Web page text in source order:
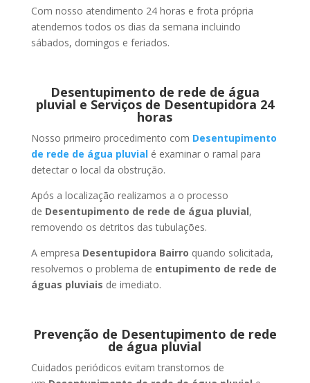
Com nosso atendimento 24 horas e frota própria
atendemos todos os dias da semana incluindo
sábados, domingos e feriados.
Desentupimento de rede de água
pluvial e Serviços de Desentupidora 24
horas
Nosso primeiro procedimento com Desentupimento
de rede de água pluvialé examinar o ramal para
detectar o local da obstrução.
Após a localização realizamos a o processo
de Desentupimento de rede de água pluvial,
removendo os detritos das tubulações.
A empresa Desentupidora Bairro quando solicitada,
resolvemos o problema de entupimento de rede de
águas pluviais de imediato.
Prevenção de Desentupimento de rede
de água pluvial
Cuidados periódicos evitam transtornos de